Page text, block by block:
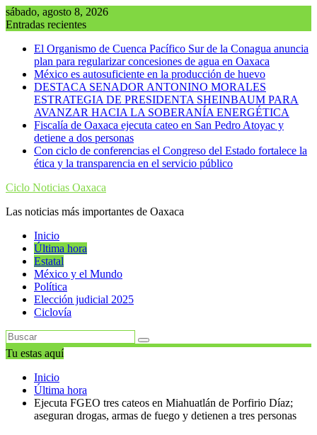
Saltar
al
sábado, agosto 8, 2026
Entradas recientes
El Organismo de Cuenca Pacífico Sur de la Conagua anuncia
plan para regularizar concesiones de agua en Oaxaca
México es autosuficiente en la producción de huevo
DESTACA SENADOR ANTONINO MORALES
ESTRATEGIA DE PRESIDENTA SHEINBAUM PARA
AVANZAR HACIA LA SOBERANÍA ENERGÉTICA
Fiscalía de Oaxaca ejecuta cateo en San Pedro Atoyac y
detiene a dos personas
Con ciclo de conferencias el Congreso del Estado fortalece la
ética y la transparencia en el servicio público
Ciclo Noticias Oaxaca
Las noticias más importantes de Oaxaca
Inicio
Última hora
Estatal
México y el Mundo
Política
Elección judicial 2025
Ciclovía
Tu estas aquí
Inicio
Última hora
Ejecuta FGEO tres cateos en Miahuatlán de Porfirio Díaz;
aseguran drogas, armas de fuego y detienen a tres personas